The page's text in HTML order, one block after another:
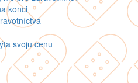
konci
svoju cenu